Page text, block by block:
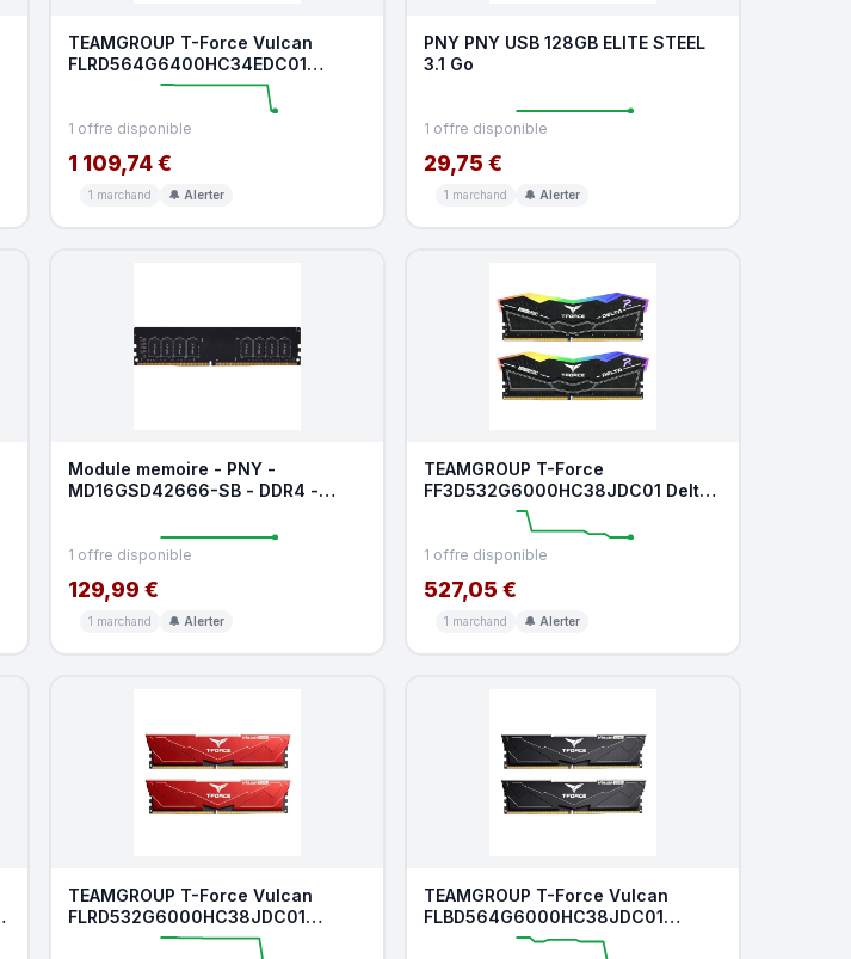
TEAMGROUP T-Force Vulcan
FLRD564G6400HC34EDC01
Module de mémoire RAM DDR5 64
1 offre disponible
1 109,74 €
1 marchand 🔔 Alerter
PNY PNY USB 128GB ELITE STEEL
3.1 Go
1 offre disponible
29,75 €
1 marchand 🔔 Alerter
Module memoire - PNY -
MD16GSD42666-SB - DDR4 -
1 offre disponible
129,99 €
1 marchand 🔔 Alerter
TEAMGROUP T-Force
FF3D532G6000HC38JDC01 Delta
RGB DDR5 RAM 32 Go (2 x 16 Go)
1 offre disponible
527,05 €
1 marchand 🔔 Alerter
TEAMGROUP T-Force Vulcan
FLRD532G6000HC38JDC01
Module de mémoire RAM DDR5 32
TEAMGROUP T-Force Vulcan
FLBD564G6000HC38JDC01
Module de mémoire RAM DDR5 64